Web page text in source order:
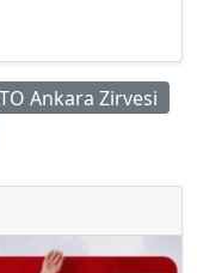
Ankara Zirvesi